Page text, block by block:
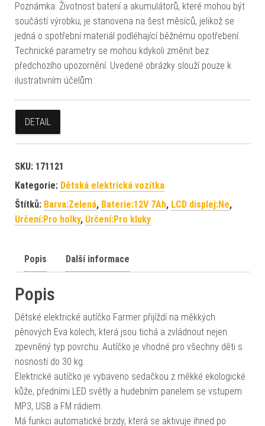
Poznámka: Životnost baterií a akumulátorů, které mohou být
součástí výrobku, je stanovena na šest měsíců, jelikož se
jedná o spotřební materiál podléhající běžnému opotřebení.
Technické parametry se mohou kdykoli změnit bez
předchozího upozornění. Uvedené obrázky slouží pouze k
ilustrativním účelům.
DETAIL
SKU: 171121
Kategorie: Dětská elektrická vozítka
Štítků: Barva:Zelená, Baterie:12V 7Ah, LCD displej:Ne,
Určení:Pro holky, Určení:Pro kluky
Popis Další informace
Popis
Dětské elektrické autíčko Farmer přijíždí na měkkých
pěnových Eva kolech, která jsou tichá a zvládnout nejen
zpevněný typ povrchu. Autíčko je vhodné pro všechny děti s
nosností do 30 kg.
Elektrické autíčko je vybaveno sedačkou z měkké ekologické
kůže, předními LED světly a hudebním panelem se vstupem
MP3, USB a FM rádiem.
Má funkci automatické brzdy, která se aktivuje ihned po